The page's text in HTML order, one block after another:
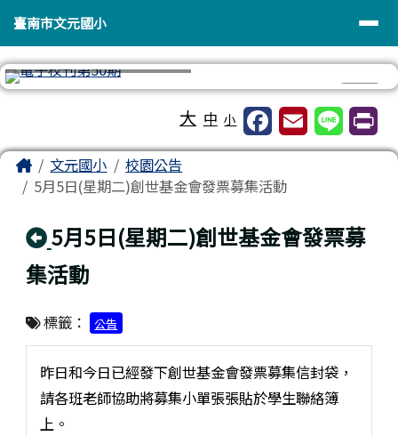
臺南市文元國小
導覽列
臺南市文元國小
大 中 小
主內容區域
Home文元國小
校園公告
5月5日(星期二)創世基金會發票募集活動
回上頁
5月5日(星期二)創世基金會發票募
集活動
標籤： 公告
昨日和今日已經發下創世基金會發票募集信封袋，
請各班老師協助將募集小單張張貼於學生聯絡簿
上。
頁尾區域